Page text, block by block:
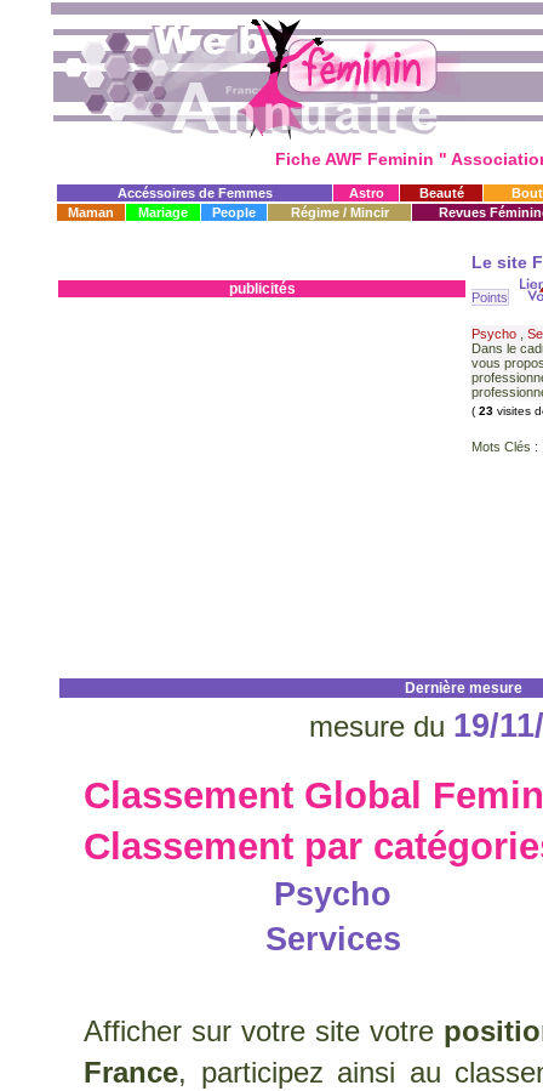
Fiche AWF Feminin "
Accéssoires de Femmes Astro Beauté
Maman
Mariage People Régime / Mincir Revues
publicités
Le site
Points
Psycho
Dans le
vous
( 23 visites
Mots Clés :
Dernière mesure
mesure du 19/
Classement Global
Classement par
Psycho
Services
Afficher sur votre site votre
France, participez ainsi au